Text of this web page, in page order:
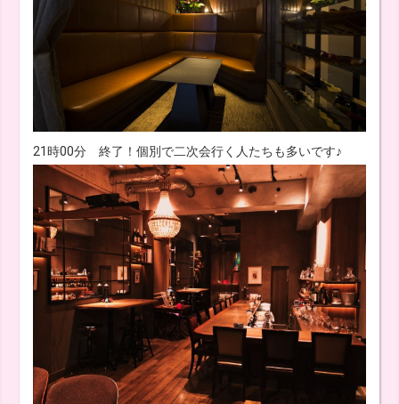
21時00分 終了！個別で二次会行く人たちも多いです♪